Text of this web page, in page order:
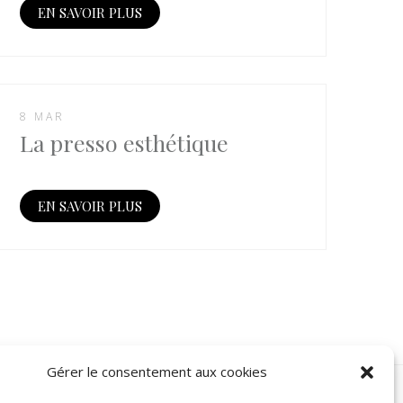
Gérer le consentement aux cookies
EN SAVOIR PLUS
8 MAR
La presso esthétique
EN SAVOIR PLUS